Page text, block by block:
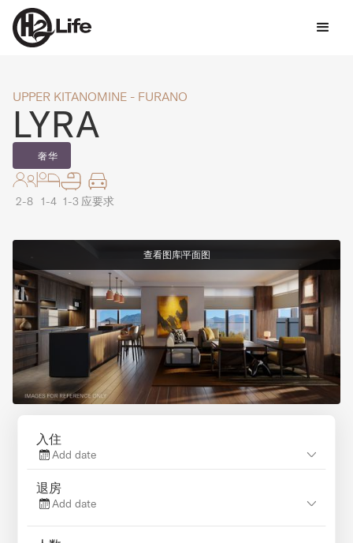
UPPER KITANOMINE - FURANO
LYRA
奢华
2-8 1-4 1-3 应要求
查看图库平面图
入住
Add date
退房
Add date